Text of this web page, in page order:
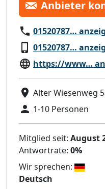
Anbieter
01520787…
01520787…
https://www…
Alter Wiesenweg
1-10 Personen
Mitglied seit: August
Antwortrate: 0%
Wir sprechen:
Deutsch